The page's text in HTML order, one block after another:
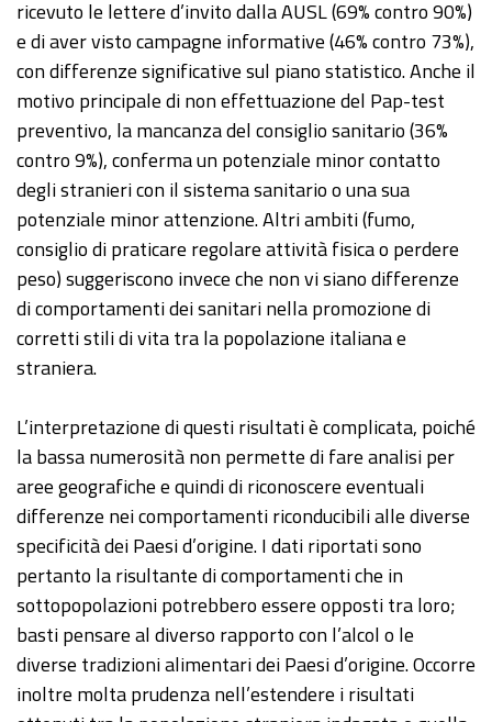
ricevuto le lettere d’invito dalla AUSL (69% contro 90%)
e di aver visto campagne informative (46% contro 73%),
con differenze significative sul piano statistico. Anche il
motivo principale di non effettuazione del Pap-test
preventivo, la mancanza del consiglio sanitario (36%
contro 9%), conferma un potenziale minor contatto
degli stranieri con il sistema sanitario o una sua
potenziale minor attenzione. Altri ambiti (fumo,
consiglio di praticare regolare attività fisica o perdere
peso) suggeriscono invece che non vi siano differenze
di comportamenti dei sanitari nella promozione di
corretti stili di vita tra la popolazione italiana e
straniera.
L’interpretazione di questi risultati è complicata, poiché
la bassa numerosità non permette di fare analisi per
aree geografiche e quindi di riconoscere eventuali
differenze nei comportamenti riconducibili alle diverse
specificità dei Paesi d’origine. I dati riportati sono
pertanto la risultante di comportamenti che in
sottopopolazioni potrebbero essere opposti tra loro;
basti pensare al diverso rapporto con l’alcol o le
diverse tradizioni alimentari dei Paesi d’origine. Occorre
inoltre molta prudenza nell’estendere i risultati